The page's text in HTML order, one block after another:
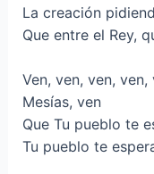
La creación
Que entre el Rey,
Ven, ven, ven, ven,
Mesías, ven
Que Tu pueblo te
Tu pueblo te